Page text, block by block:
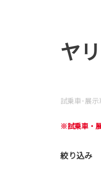
ヤ
試乗車･展示
※試乗車・
絞り込み